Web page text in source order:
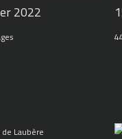
2022